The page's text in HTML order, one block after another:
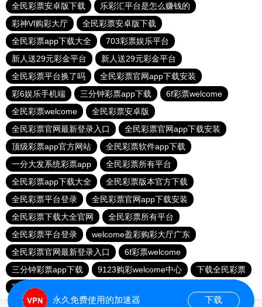
全民彩票安卓版下载
乐彩汇平台是怎么赚钱的
彩神Vl购彩大厅
全民彩票安卓版下载
全民彩票app下载大全
703彩票娱乐平台
新人送29元彩金平台
新人送29元彩金平台
全民彩票平台换了吗
全民彩票官网app下载安装
彩6娱乐手机端
三分钟彩票app下载
6f彩票welcome
全民彩票welcome
全民彩票安卓版
全民彩票官网最新登录入口
全民彩票官网app下载安装
顶级彩票app官方网站
全民彩票软件app下载
一分大发系统彩票app
全民彩票所有平台
全民彩票app下载大全
全民彩票版本官方下载
全民彩票平台登录
全民彩票官网app下载安装
全民彩票下载大全官网
全民彩票所有平台
全民彩票平台登录
welcome盈彩购彩大厅广东
全民彩票官网最新登录入口
6f彩票welcome
三分钟彩票app下载
9123购彩welcome中心
下载全民彩票
顶级彩票app官方网站
永久免费使用的加速器 下载